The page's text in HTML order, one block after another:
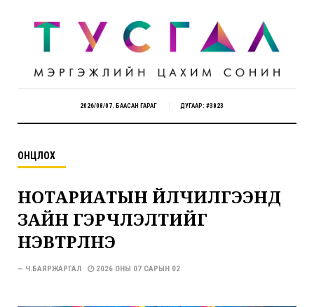
2026/08/07. БААСАН ГАРАГ ДУГААР: #3823
ОНЦЛОХ
НОТАРИАТЫН ҮЙЛЧИЛГЭЭНД
ЗАЙН ГЭРЧЛЭЛТИЙГ
НЭВТРҮҮЛНЭ
— Ч.БАЯРЖАРГАЛ 2026 ОНЫ 07 САРЫН 02